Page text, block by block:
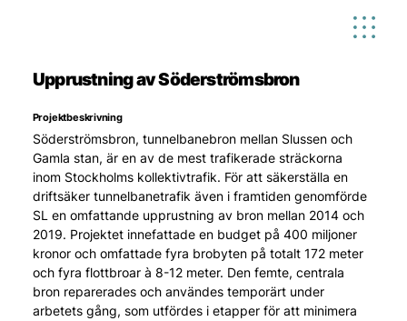
Upprustning av Söderströmsbron
Projektbeskrivning
Söderströmsbron, tunnelbanebron mellan Slussen och
Gamla stan, är en av de mest trafikerade sträckorna
inom Stockholms kollektivtrafik. För att säkerställa en
driftsäker tunnelbanetrafik även i framtiden genomförde
SL en omfattande upprustning av bron mellan 2014 och
2019. Projektet innefattade en budget på 400 miljoner
kronor och omfattade fyra brobyten på totalt 172 meter
och fyra flottbroar à 8-12 meter. Den femte, centrala
bron reparerades och användes temporärt under
arbetets gång, som utfördes i etapper för att minimera